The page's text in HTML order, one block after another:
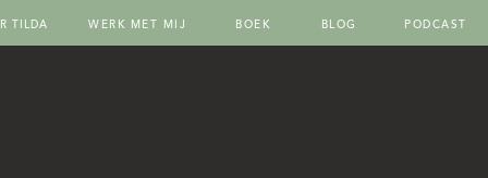
TILDA BOEK
WERK MET MIJ BLOG PODCAST